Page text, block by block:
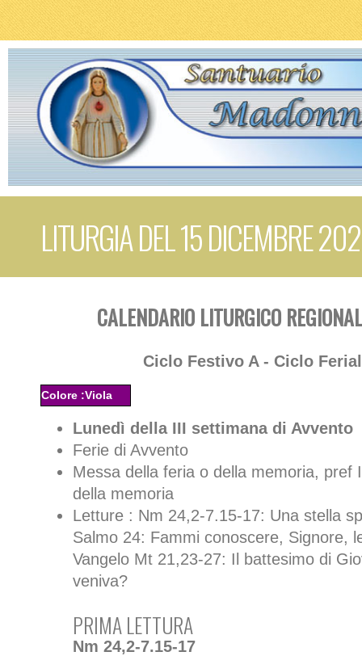
LITURGIA DEL 15 DICEMBRE
CALENDARIO LITURGICO
Ciclo Festivo A - Ciclo
Colore :Viola
Lunedì della III settimana di Avvento
Ferie di Avvento
Messa della feria o della memoria, pref
della memoria
Letture : Nm 24,2-7.15-17: Una stella
Salmo 24: Fammi conoscere, Signore,
Vangelo Mt 21,23-27: Il battesimo di
veniva?
PRIMA LETTURA
Nm 24,2-7.15-17